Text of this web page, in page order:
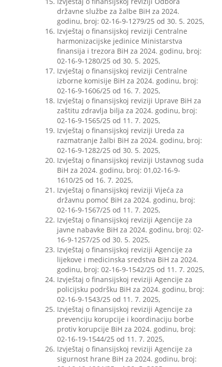
državne službe za žalbe BiH za 2024.
godinu, broj: 02-16-9-1279/25 od 30. 5. 2025,
Izvještaj o finansijskoj reviziji Centralne
harmonizacijske jedinice Ministarstva
finansija i trezora BiH za 2024. godinu, broj:
02-16-9-1280/25 od 30. 5. 2025,
Izvještaj o finansijskoj reviziji Centralne
izborne komisije BiH za 2024. godinu, broj:
02-16-9-1606/25 od 16. 7. 2025,
Izvještaj o finansijskoj reviziji Uprave BiH za
zaštitu zdravlja bilja za 2024. godinu, broj:
02-16-9-1565/25 od 11. 7. 2025,
Izvještaj o finansijskoj reviziji Ureda za
razmatranje žalbi BiH za 2024. godinu, broj:
02-16-9-1282/25 od 30. 5. 2025,
Izvještaj o finansijskoj reviziji Ustavnog suda
BiH za 2024. godinu, broj: 01,02-16-9-
1610/25 od 16. 7. 2025,
Izvještaj o finansijskoj reviziji Vijeća za
državnu pomoć BiH za 2024. godinu, broj:
02-16-9-1567/25 od 11. 7. 2025,
Izvještaj o finansijskoj reviziji Agencije za
javne nabavke BiH za 2024. godinu, broj: 02-
16-9-1257/25 od 30. 5. 2025,
Izvještaj o finansijskoj reviziji Agencije za
lijekove i medicinska sredstva BiH za 2024.
godinu, broj: 02-16-9-1542/25 od 11. 7. 2025,
Izvještaj o finansijskoj reviziji Agencije za
policijsku podršku BiH za 2024. godinu, broj:
02-16-9-1543/25 od 11. 7. 2025,
Izvještaj o finansijskoj reviziji Agencije za
prevenciju korupcije i koordinaciju borbe
protiv korupcije BiH za 2024. godinu, broj:
02-16-19-1544/25 od 11. 7. 2025,
Izvještaj o finansijskoj reviziji Agencije za
sigurnost hrane BiH za 2024. godinu, broj: